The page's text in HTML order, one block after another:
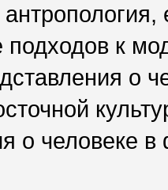
подходов к
о
о человеке